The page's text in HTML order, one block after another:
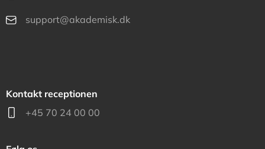
support@akademisk.dk
Kontakt receptionen
+45 70 24 00 00